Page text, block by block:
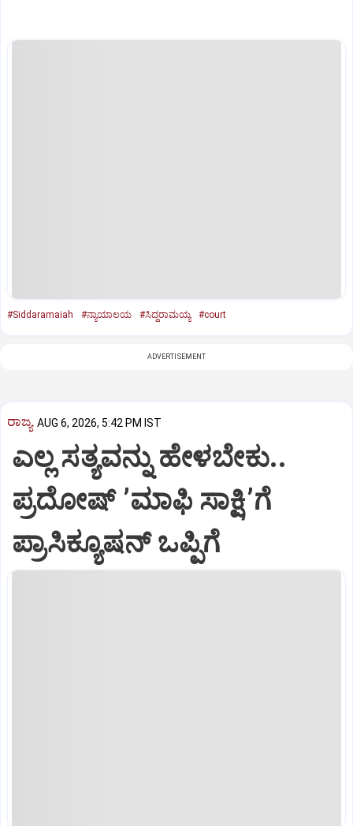
#Siddaramaiah #ನ್ಯಾಯಾಲಯ #ಸಿದ್ದರಾಮಯ್ಯ #court
ADVERTISEMENT
ರಾಜ್ಯ AUG 6, 2026, 5:42 PM IST
ಎಲ್ಲ ಸತ್ಯವನ್ನು ಹೇಳಬೇಕು..
ಪ್ರದೋಷ್‌ ʼಮಾಫಿ ಸಾಕ್ಷಿʼಗೆ
ಪ್ರಾಸಿಕ್ಯೂಷನ್ ಒಪ್ಪಿಗೆ